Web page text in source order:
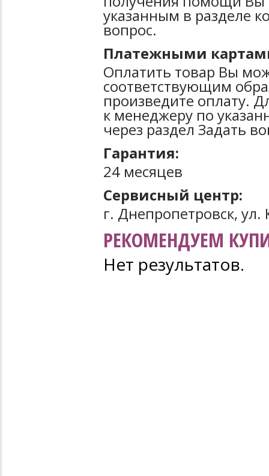
указанным в разделе
вопрос.
Платежными
Оплатить товар Вы
соответствующим
произведите оплату.
к менеджеру по
через раздел Задать
Гарантия:
24 месяцев
Сервисный центр:
г. Днепропетровск,
РЕКОМЕНДУЕМ
Нет результатов.